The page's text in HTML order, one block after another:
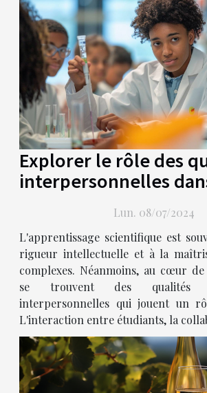
Explorer le rôle des
interpersonnelles
Lun. 08/07/2024
L'apprentissage scientifique est
rigueur intellectuelle et à la
complexes. Néanmoins, au cœur
se trouvent des qualités
interpersonnelles qui jouent un
L'interaction entre étudiants, la